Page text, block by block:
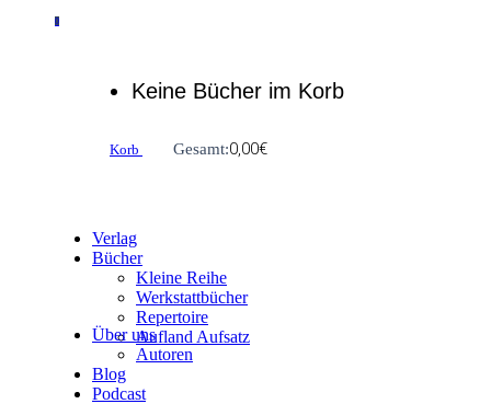
0
Keine Bücher im Korb
Korb Gesamt:0,00€
Verlag
Bücher
Kleine Reihe
Werkstattbücher
Repertoire
Aufland Aufsatz
Über uns
Autoren
Blog
Podcast